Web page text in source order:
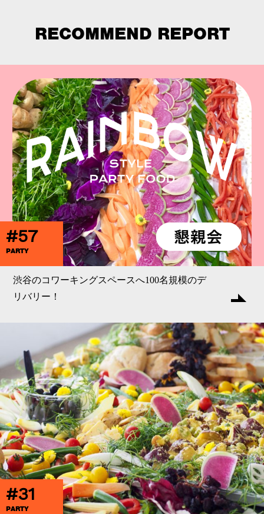
RECOMMEND REPORT
#57
PARTY
渋谷のコワーキングスペースへ100名規模のデ
リバリー！
#31
PARTY